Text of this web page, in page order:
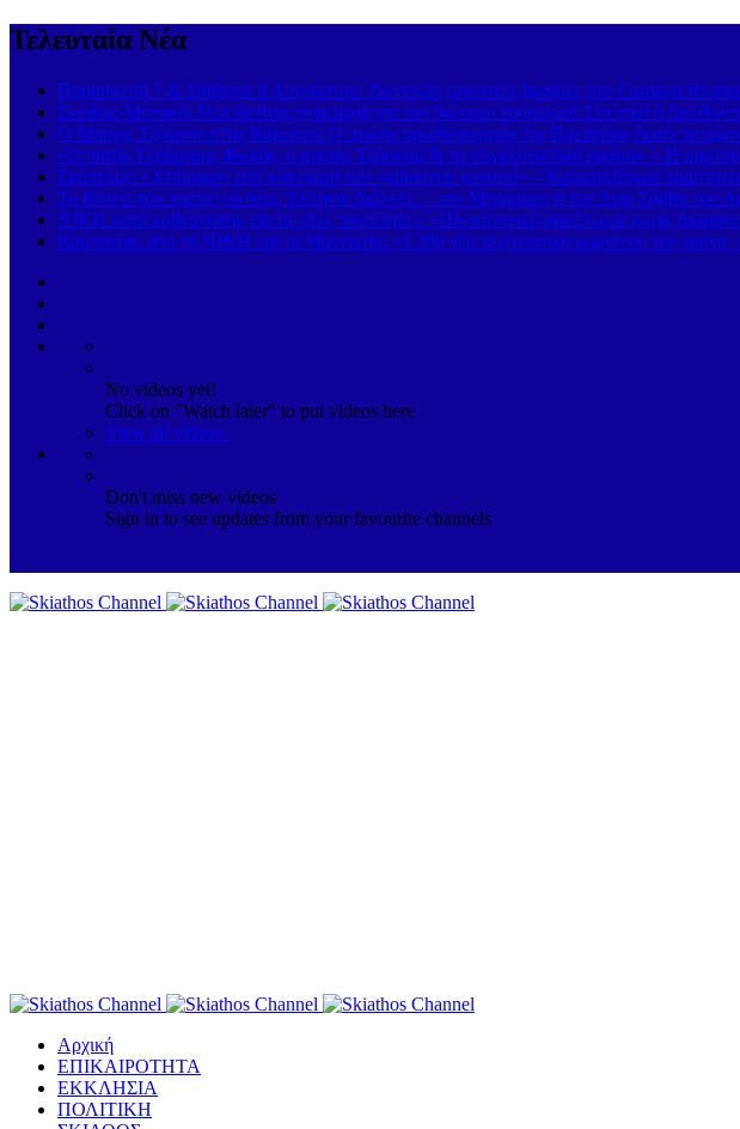
Τελευταία Νέα
Παρασκευή 7 & Σάββατο 8 Αυγούστου: Ζωντανές μουσικές βραδιές στο Carnayo
Σκιάθος-Μονακό: Νέα διεθνής συμμαχία για τον βιώσιμο τουρισμό! Στο νησί η
Ο Μπόρις Τζόνσον στην Κάρυστο: Ο πρώην πρωθυπουργός της Βρετανίας έκανε τα
«Ο πατήρ Γεράσιμος Φωκάς, ο μικρός Τζόσουα & το συγκλονιστικό όραμα» – Η
Σκόπελος: «Χτύπημα» στο κύκλωμα του «κόκκινου χρυσού» – Κατασχέθηκαν
Το βίντεο που πρέπει να δεις, Έλληνα: Διάλεξε… τον Μηταράκη ή τον Άγιο Σάββα του
ΝΙΚΗ κατά κυβέρνησης για τις νέες ταυτότητες: «Ηλεκτρονικό φακέλωμα χωρίς
Καμπανάκι από τη ΝΙΚΗ για τη Μαγνησία: «1.300 νέα περιστατικά καρκίνου τον χρόνο
No videos yet!
Click on "Watch later" to put videos here
View all videos
Don't miss new videos
Sign in to see updates from your favourite channels
Αρχική
ΕΠΙΚΑΙΡΟΤΗΤΑ
ΕΚΚΛΗΣΙΑ
ΠΟΛΙΤΙΚΗ